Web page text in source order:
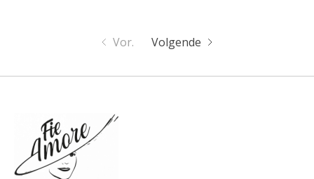
Vor. Volgende